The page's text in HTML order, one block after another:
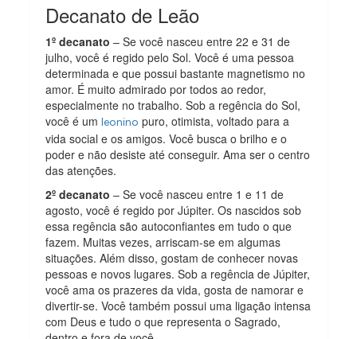
Decanato de Leão
1º decanato – Se você nasceu entre 22 e 31 de
julho, você é regido pelo Sol. Você é uma pessoa
determinada e que possui bastante magnetismo no
amor. É muito admirado por todos ao redor,
especialmente no trabalho. Sob a regência do Sol,
você é umleonino puro, otimista, voltado para a
vida social e os amigos. Você busca o brilho e o
poder e não desiste até conseguir. Ama ser o centro
das atenções.
2º decanato – Se você nasceu entre 1 e 11 de
agosto, você é regido por Júpiter. Os nascidos sob
essa regência são autoconfiantes em tudo o que
fazem. Muitas vezes, arriscam-se em algumas
situações. Além disso, gostam de conhecer novas
pessoas e novos lugares. Sob a regência de Júpiter,
você ama os prazeres da vida, gosta de namorar e
divertir-se. Você também possui uma ligação intensa
com Deus e tudo o que representa o Sagrado,